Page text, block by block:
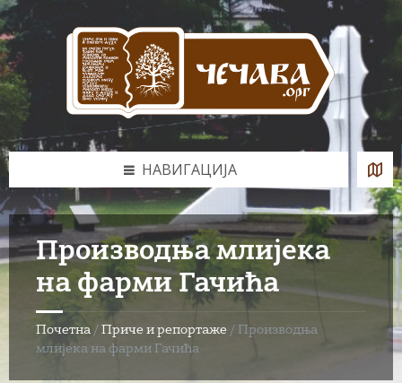
Skip
to
content
Skip
to
left
sidebar
Skip
to
footer
НАВИГАЦИЈА
Производња млијека
на фарми Гачића
Почетна / Приче и репортаже / Производња
млијека на фарми Гачића